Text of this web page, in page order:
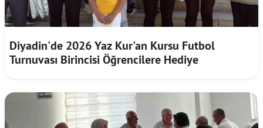
Diyadin'de 2026 Yaz Kur'an Kursu Futbol
Turnuvası Birincisi Öğrencilere Hediye